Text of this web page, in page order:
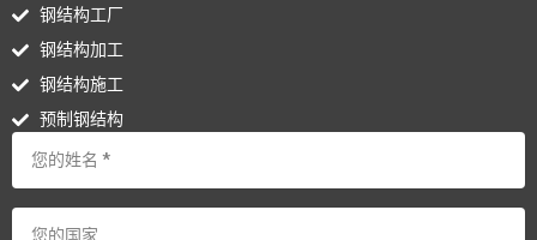
钢结构工厂
钢结构加工
钢结构施工
预制钢结构